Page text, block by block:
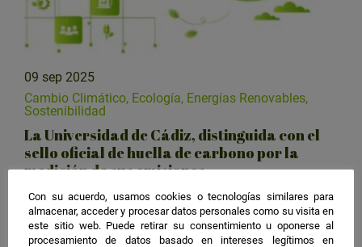
09 sep 2025
Cambio Climático, Ecología, Energías Renovables,
Sostenibilidad
La Universidad de Cádiz, distinguida con el
sello oficial de huella de carbono por la
medición de sus emisiones
Leer noticia
Con su acuerdo, usamos cookies o tecnologías similares para
almacenar, acceder y procesar datos personales como su visita en
este sitio web. Puede retirar su consentimiento u oponerse al
procesamiento de datos basado en intereses legítimos en